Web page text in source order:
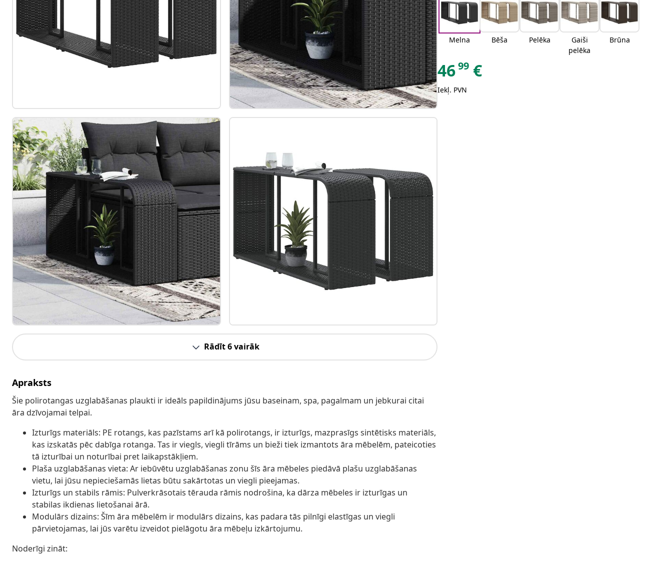
Rādīt 6 vairāk
Apraksts
Šie polirotangas uzglabāšanas plaukti ir ideāls papildinājums jūsu baseinam, spa, pagalmam un jebkurai citai
āra dzīvojamai telpai.
Izturīgs materiāls: PE rotangs, kas pazīstams arī kā polirotangs, ir izturīgs, mazprasīgs sintētisks materiāls,
kas izskatās pēc dabīga rotanga. Tas ir viegls, viegli tīrāms un bieži tiek izmantots āra mēbelēm, pateicoties
tā izturībai un noturībai pret laikapstākļiem.
Plaša uzglabāšanas vieta: Ar iebūvētu uzglabāšanas zonu šīs āra mēbeles piedāvā plašu uzglabāšanas
vietu, lai jūsu nepieciešamās lietas būtu sakārtotas un viegli pieejamas.
Izturīgs un stabils rāmis: Pulverkrāsotais tērauda rāmis nodrošina, ka dārza mēbeles ir izturīgas un
stabilas ikdienas lietošanai ārā.
Modulārs dizains: Šīm āra mēbelēm ir modulārs dizains, kas padara tās pilnīgi elastīgas un viegli
pārvietojamas, lai jūs varētu izveidot pielāgotu āra mēbeļu izkārtojumu.
Noderīgi zināt:
Melna Bēša Pelēka
Gaiši
pelēka
Brūna
4699 €
Iekļ. PVN